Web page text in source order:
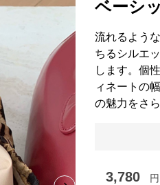
ベーシ
流れるよう
ちるシルエ
します。個
ィネートの
の魅力をさ
3,780 円